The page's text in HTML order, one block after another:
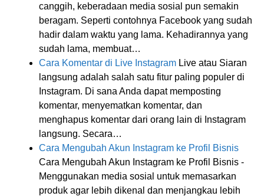
canggih, keberadaan media sosial pun semakin
beragam. Seperti contohnya Facebook yang sudah
hadir dalam waktu yang lama. Kehadirannya yang
sudah lama, membuat…
Cara Komentar di Live Instagram Live atau Siaran
langsung adalah salah satu fitur paling populer di
Instagram. Di sana Anda dapat memposting
komentar, menyematkan komentar, dan
menghapus komentar dari orang lain di Instagram
langsung. Secara…
Cara Mengubah Akun Instagram ke Profil Bisnis
Cara Mengubah Akun Instagram ke Profil Bisnis -
Menggunakan media sosial untuk memasarkan
produk agar lebih dikenal dan menjangkau lebih